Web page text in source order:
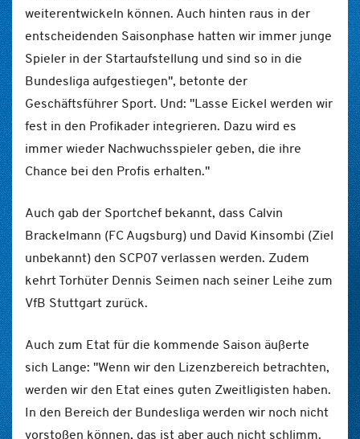
weiterentwickeln können. Auch hinten raus in der
entscheidenden Saisonphase hatten wir immer junge
Spieler in der Startaufstellung und sind so in die
Bundesliga aufgestiegen", betonte der
Geschäftsführer Sport. Und: "Lasse Eickel werden wir
fest in den Profikader integrieren. Dazu wird es
immer wieder Nachwuchsspieler geben, die ihre
Chance bei den Profis erhalten."
Auch gab der Sportchef bekannt, dass Calvin
Brackelmann (FC Augsburg) und David Kinsombi (Ziel
unbekannt) den SCP07 verlassen werden. Zudem
kehrt Torhüter Dennis Seimen nach seiner Leihe zum
VfB Stuttgart zurück.
Auch zum Etat für die kommende Saison äußerte
sich Lange: "Wenn wir den Lizenzbereich betrachten,
werden wir den Etat eines guten Zweitligisten haben.
In den Bereich der Bundesliga werden wir noch nicht
vorstoßen können, das ist aber auch nicht schlimm.